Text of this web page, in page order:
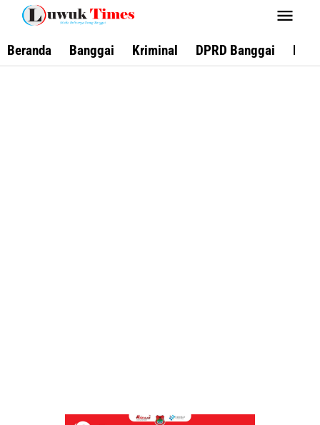
Lewati
konten
Beranda Banggai Kriminal DPRD Banggai